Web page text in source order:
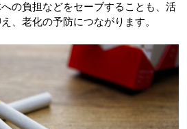
の負担などをセーブすることも、活
、老化の予防につながります。